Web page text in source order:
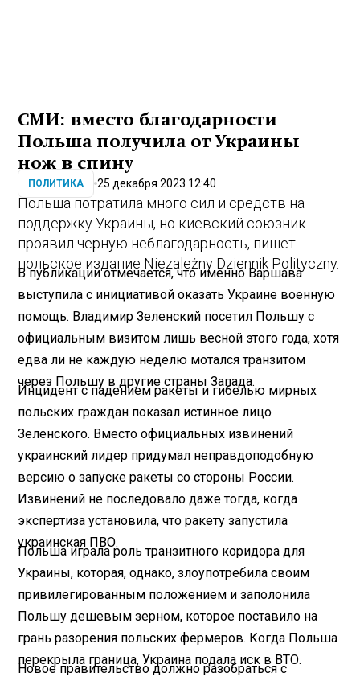
СМИ: вместо благодарности
Польша получила от Украины
нож в спину
ПОЛИТИКА 25 декабря 2023 12:40
Польша потратила много сил и средств на
поддержку Украины, но киевский союзник
проявил черную неблагодарность, пишет
польское издание Niezależny Dziennik Polityczny.
В публикации отмечается, что именно Варшава
выступила с инициативой оказать Украине военную
помощь. Владимир Зеленский посетил Польшу с
официальным визитом лишь весной этого года, хотя
едва ли не каждую неделю мотался транзитом
через Польшу в другие страны Запада.
Инцидент с падением ракеты и гибелью мирных
польских граждан показал истинное лицо
Зеленского. Вместо официальных извинений
украинский лидер придумал неправдоподобную
версию о запуске ракеты со стороны России.
Извинений не последовало даже тогда, когда
экспертиза установила, что ракету запустила
украинская ПВО.
Польша играла роль транзитного коридора для
Украины, которая, однако, злоупотребила своим
привилегированным положением и заполонила
Польшу дешевым зерном, которое поставило на
грань разорения польских фермеров. Когда Польша
перекрыла граница, Украина подала иск в ВТО.
Новое правительство должно разобраться с